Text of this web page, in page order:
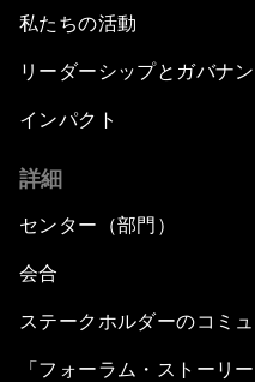
私たちの活動
リーダーシップとガバナ
インパクト
詳細
センター（部門）
会合
ステークホルダーのコミ
「フォーラム・ストーリー